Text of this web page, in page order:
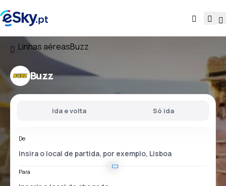
Linhas aéreasBuzz
Buzz
Ida e volta Só ida
De
Para